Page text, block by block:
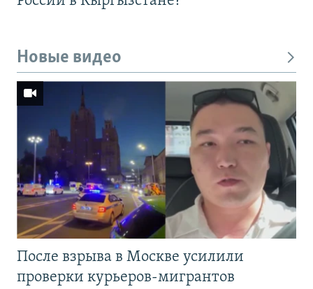
Новые видео
После взрыва в Москве усилили
проверки курьеров-мигрантов